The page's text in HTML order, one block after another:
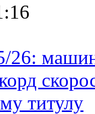
26:
титулу